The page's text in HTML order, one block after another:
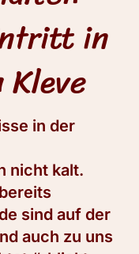
in
in der
nicht kalt.
sind auf der
auch zu uns